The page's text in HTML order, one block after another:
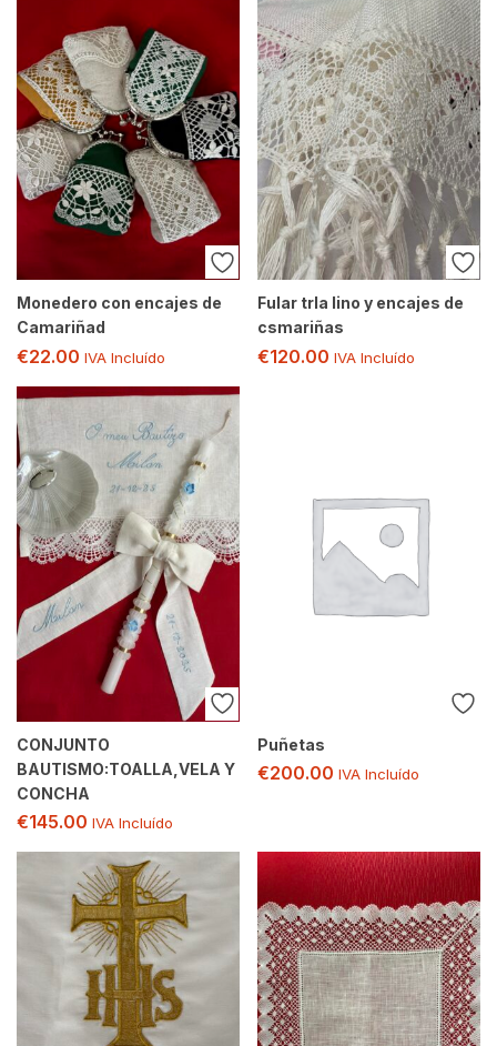
Monedero con encajes de
Camariñad
€22.00 IVA Incluído
Fular trla lino y encajes de
csmariñas
€120.00 IVA Incluído
CONJUNTO
BAUTISMO:TOALLA,VELA Y
CONCHA
€145.00 IVA Incluído
Puñetas
€200.00 IVA Incluído